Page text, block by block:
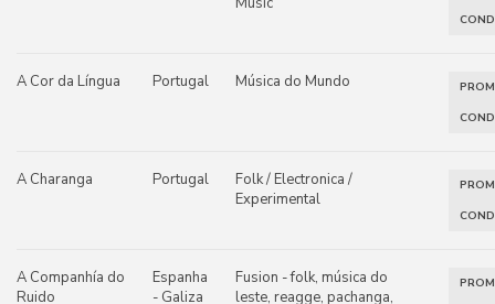
A Cor da Língua Portugal Música do Mundo
A Charanga Portugal
Folk / Electronica /
Experimental
A Companhía do
Ruido
Espanha
- Galiza
Fusion - folk, música do
leste, reagge, pachanga,